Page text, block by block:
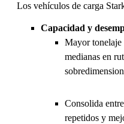
Los vehículos de carga
Capacidad y
Mayor tonelaje
medianas en
Consolida
repetidos y